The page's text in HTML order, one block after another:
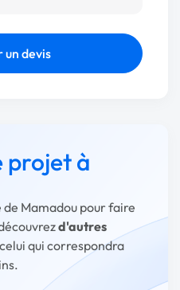
un devis
projet à
Mamadou pour faire
d'autres
qui correspondra